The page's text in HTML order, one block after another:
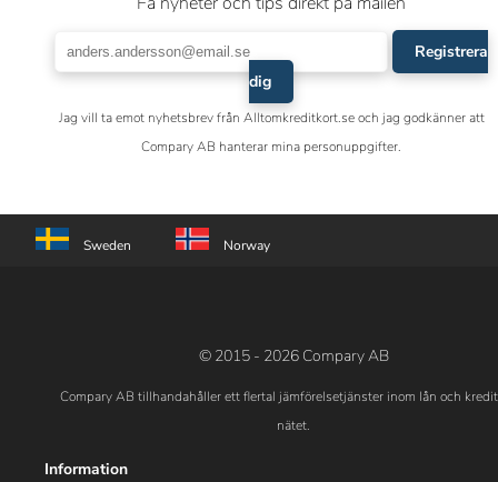
Registrera
dig
Jag vill ta emot nyhetsbrev från Alltomkreditkort.se och jag godkänner att
Compary AB hanterar mina personuppgifter.
Sweden Norway
© 2015 - 2026 Compary AB
Compary AB tillhandahåller ett flertal jämförelsetjänster inom lån och
nätet.
Information